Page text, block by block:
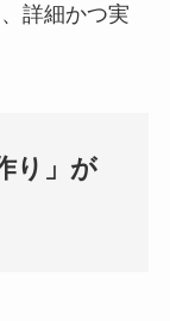
詳細かつ実
り」が